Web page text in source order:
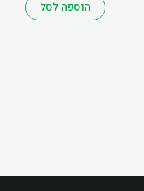
הוספה לסל